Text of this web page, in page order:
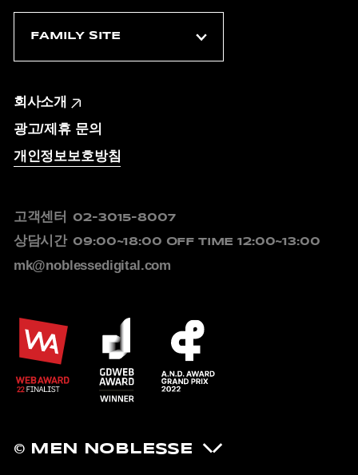
회사소개
광고/제휴 문의
개인정보보호방침
고객센터 02-3015-8007
상담시간 09:00~18:00 OFF TIME 12:00~13:00
mk@noblessedigital.com
© MEN NOBLESSE